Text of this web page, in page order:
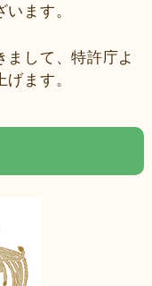
ます。
して、特許庁よ
ます。